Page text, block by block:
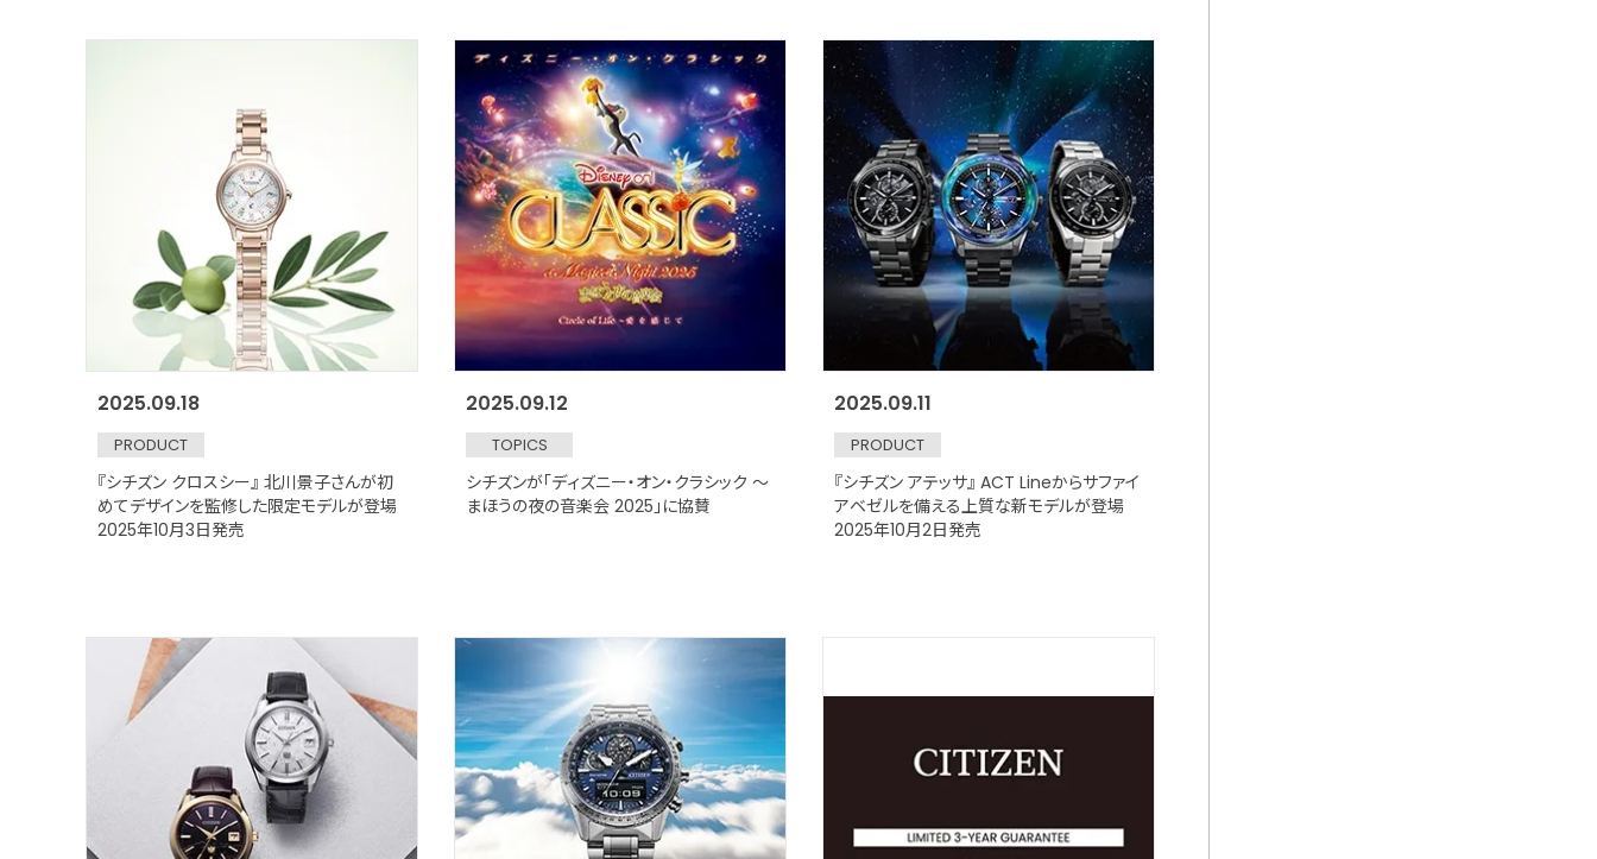
2025.09.18
PRODUCT
『シチズン クロスシー』 北川景子さんが初
めてデザインを監修した限定モデルが登場
2025年10月3日発売
2025.09.12
TOPICS
シチズンが「ディズニー・オン・クラシック ～
まほうの夜の音楽会 2025」に協賛
2025.09.11
PRODUCT
『シチズン アテッサ』 ACT Lineからサファイ
アベゼルを備える上質な新モデルが登場
2025年10月2日発売